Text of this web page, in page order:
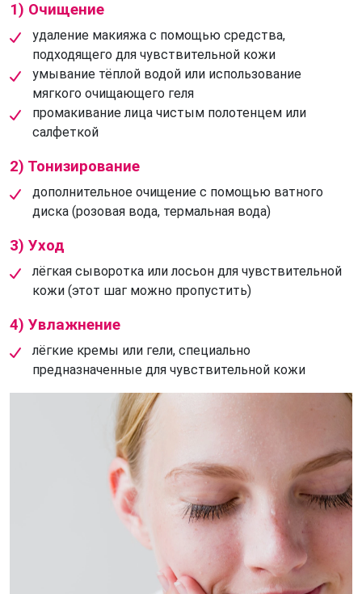
1) Очищение
удаление макияжа с помощью средства,
подходящего для чувствительной кожи
умывание тёплой водой или использование
мягкого очищающего геля
промакивание лица чистым полотенцем или
салфеткой
2) Тонизирование
дополнительное очищение с помощью ватного
диска (розовая вода, термальная вода)
3) Уход
лёгкая сыворотка или лосьон для чувствительной
кожи (этот шаг можно пропустить)
4) Увлажнение
лёгкие кремы или гели, специально
предназначенные для чувствительной кожи